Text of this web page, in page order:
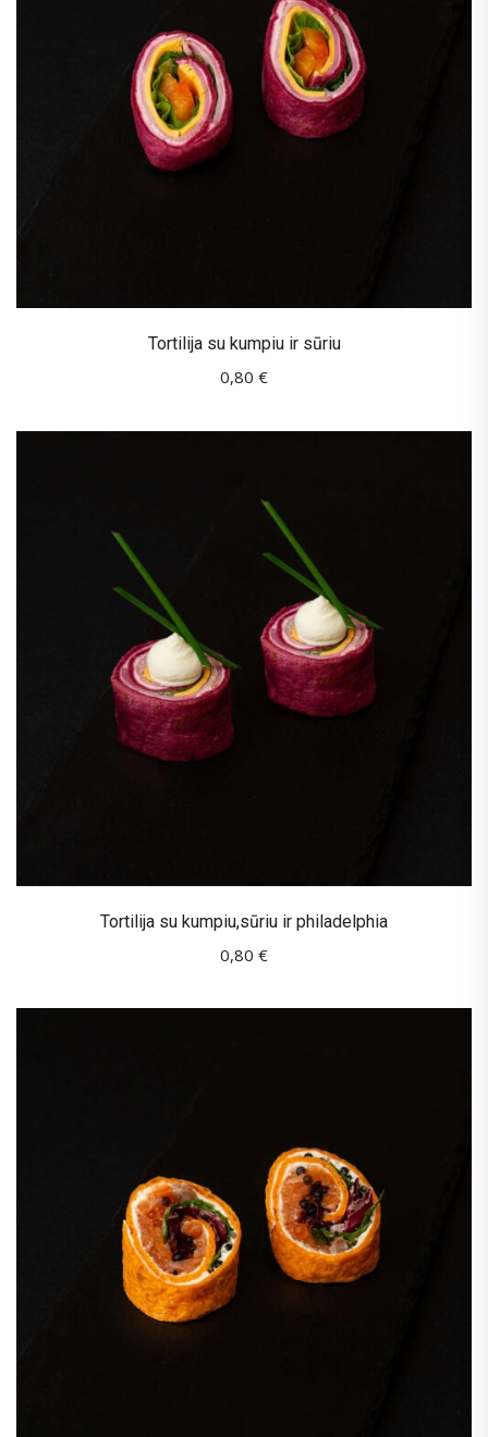
Tortilija su kumpiu ir sūriu
0,80 €
Tortilija su kumpiu,sūriu ir philadelphia
0,80 €